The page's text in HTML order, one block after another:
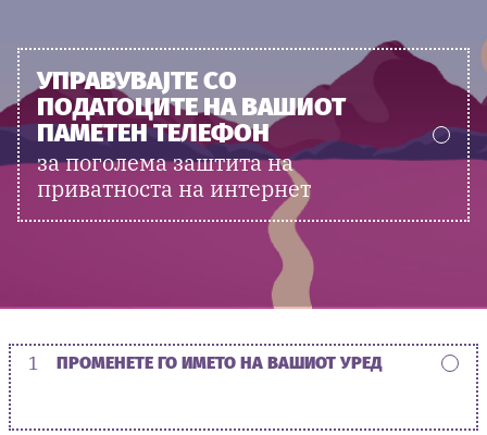
УПРАВУВАЈТЕ СО
ПОДАТОЦИТЕ НА ВАШИОТ
ПАМЕТЕН ТЕЛЕФОН
за поголема заштита на
приватноста на интернет
1 ПРОМЕНЕТЕ ГО ИМЕТО НА ВАШИОТ УРЕД